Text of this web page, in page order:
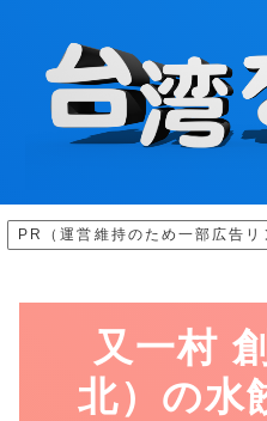
PR（運営維持のため一部広告リ
又一村
北）の水